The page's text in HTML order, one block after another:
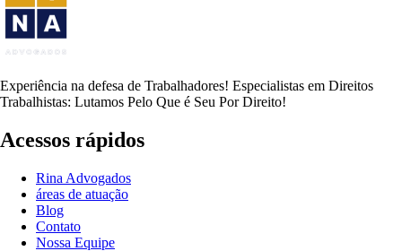
Experiência na defesa de Trabalhadores! Especialistas em Direitos
Trabalhistas: Lutamos Pelo Que é Seu Por Direito!
Acessos rápidos
Rina Advogados
áreas de atuação
Blog
Contato
Nossa Equipe